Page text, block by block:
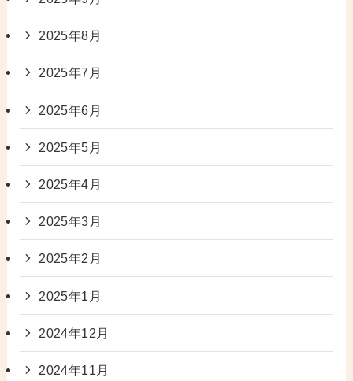
2025年8月
2025年7月
2025年6月
2025年5月
2025年4月
2025年3月
2025年2月
2025年1月
2024年12月
2024年11月